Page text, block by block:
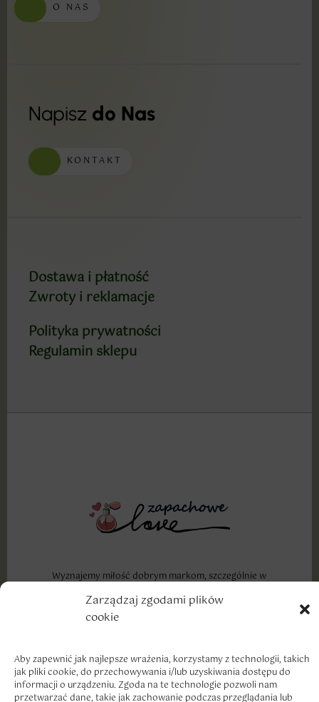
Zarządzaj zgodami plików
cookie
Aby zapewnić jak najlepsze wrażenia, korzystamy z technologii, takich
jak pliki cookie, do przechowywania i/lub uzyskiwania dostępu do
informacji o urządzeniu. Zgoda na te technologie pozwoli nam
przetwarzać dane, takie jak zachowanie podczas przeglądania lub
O NAS
Napisz do Nas
KONTAKT
Dostawa i płatność
Zwroty i reklamacje
Polityka prywatności
Regulamin sklepu
Wyznajemy miłość dobrym markom, szczególnie w
szacunkiem.